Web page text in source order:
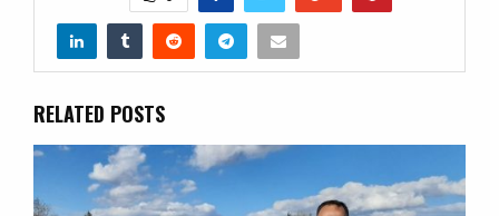
RELATED POSTS